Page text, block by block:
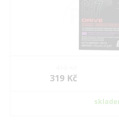
319 Kč